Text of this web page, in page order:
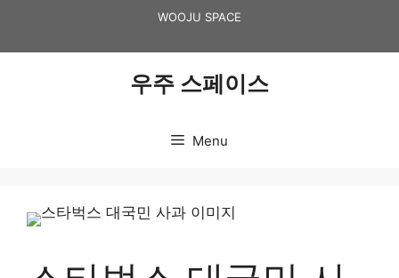
content
WOOJU SPACE
우주 스페이스
Menu